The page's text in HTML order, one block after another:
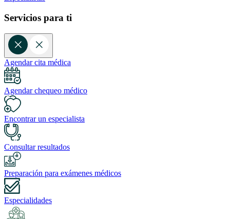
Servicios para ti
Agendar cita médica
Agendar chequeo médico
Encontrar un especialista
Consultar resultados
Preparación para exámenes médicos
Especialidades